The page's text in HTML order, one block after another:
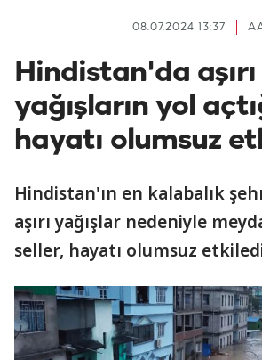
08.07.2024 13:37
Hindistan'da aşırı
yağışların yol
hayatı olumsuz
Hindistan'ın en kalabalık
aşırı yağışlar nedeniyle
seller, hayatı olumsuz